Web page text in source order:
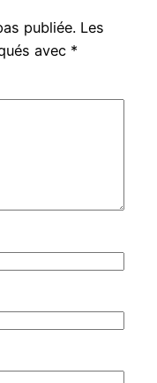
publiée. Les
avec *